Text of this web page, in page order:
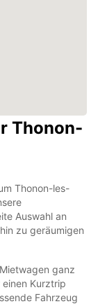
Thonon-
Thonon-les-
Auswahl an
zu geräumigen
ganz
Kurztrip
Fahrzeug